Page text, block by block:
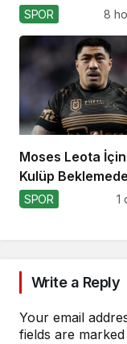
Off-Season
SPOR 8
Moses Leota
Kulüp
SPOR 1
Write a Reply
Your email
fields are marked